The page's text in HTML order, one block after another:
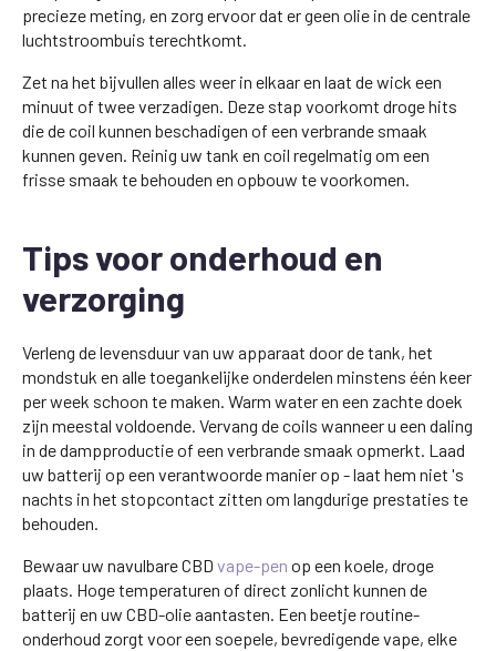
precieze meting, en zorg ervoor dat er geen olie in de centrale
luchtstroombuis terechtkomt.
Zet na het bijvullen alles weer in elkaar en laat de wick een
minuut of twee verzadigen. Deze stap voorkomt droge hits
die de coil kunnen beschadigen of een verbrande smaak
kunnen geven. Reinig uw tank en coil regelmatig om een
frisse smaak te behouden en opbouw te voorkomen.
Tips voor onderhoud en
verzorging
Verleng de levensduur van uw apparaat door de tank, het
mondstuk en alle toegankelijke onderdelen minstens één keer
per week schoon te maken. Warm water en een zachte doek
zijn meestal voldoende. Vervang de coils wanneer u een daling
in de dampproductie of een verbrande smaak opmerkt. Laad
uw batterij op een verantwoorde manier op - laat hem niet 's
nachts in het stopcontact zitten om langdurige prestaties te
behouden.
Bewaar uw navulbare CBD vape-pen op een koele, droge
plaats. Hoge temperaturen of direct zonlicht kunnen de
batterij en uw CBD-olie aantasten. Een beetje routine-
onderhoud zorgt voor een soepele, bevredigende vape, elke